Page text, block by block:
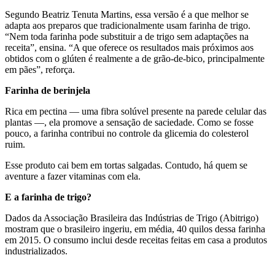
Segundo Beatriz Tenuta Martins, essa versão é a que melhor se
adapta aos preparos que tradicionalmente usam farinha de trigo.
“Nem toda farinha pode substituir a de trigo sem adaptações na
receita”, ensina. “A que oferece os resultados mais próximos aos
obtidos com o glúten é realmente a de grão-de-bico, principalmente
em pães”, reforça.
Farinha de berinjela
Rica em pectina — uma fibra solúvel presente na parede celular das
plantas —, ela promove a sensação de saciedade. Como se fosse
pouco, a farinha contribui no controle da glicemia do colesterol
ruim.
Esse produto cai bem em tortas salgadas. Contudo, há quem se
aventure a fazer vitaminas com ela.
E a farinha de trigo?
Dados da Associação Brasileira das Indústrias de Trigo (Abitrigo)
mostram que o brasileiro ingeriu, em média, 40 quilos dessa farinha
em 2015. O consumo inclui desde receitas feitas em casa a produtos
industrializados.